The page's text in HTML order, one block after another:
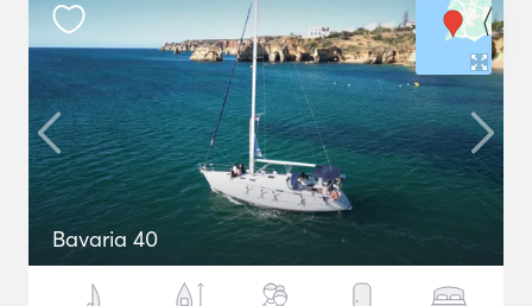
Bavaria 40